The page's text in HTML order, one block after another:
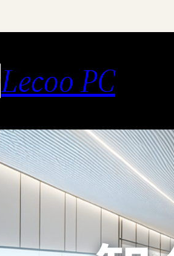
Lecoo PC